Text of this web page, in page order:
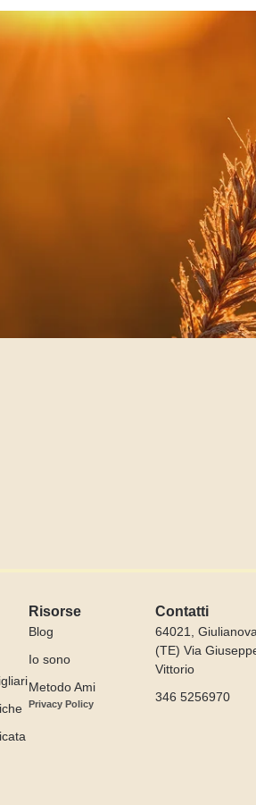
Risorse
Blog
Io sono
Metodo Ami
Privacy Policy
Contatti
64021, Giulianova
(TE) Via
Vittorio
346 5256970